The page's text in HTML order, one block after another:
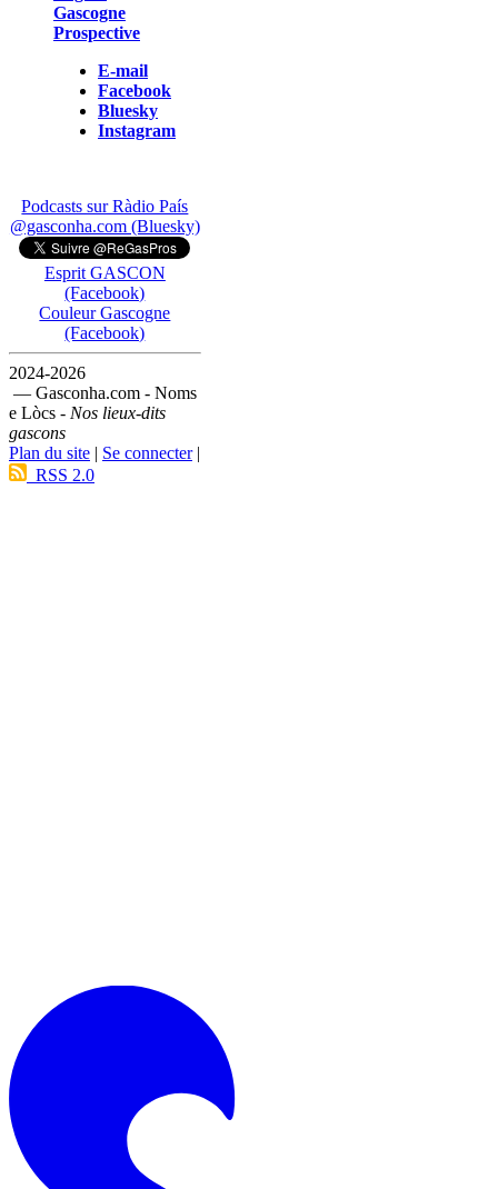
Gascogne
Prospective
E-mail
Facebook
Bluesky
Instagram
Podcasts sur Ràdio País
@gasconha.com (Bluesky)
Esprit GASCON
(Facebook)
Couleur Gascogne
(Facebook)
2024-2026
— Gasconha.com - Noms
e Lòcs - Nos lieux-dits
gascons
Plan du site
Se connecter|
RSS 2.0